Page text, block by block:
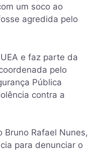
um soco ao
agredida pelo
e faz parte da
pelo
Pública
contra a
Bruno Rafael Nunes,
para denunciar o